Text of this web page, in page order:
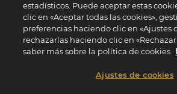
Aviso de certificación
El logotipo “Certified B Corporation” lo concede B Lab, una
ánimo de lucro, a empresas como la nuestra que han
Evaluación de Impacto B (“BIA”) y cumplen los requisitos
rendimiento social y medioambiental, responsabilidad y
un organismo de evaluación de la conformidad en el sentido
sentido del Reglamento (UE) nº 1025/2012. Los
independientes de las normas armonizadas emitidas por
estadísticos. Puede aceptar estas
clic en «Aceptar todas las cookies»,
preferencias haciendo clic en «Ajustes
rechazarlas haciendo clic en
saber más sobre la política de cookies
Ajustes de cookies